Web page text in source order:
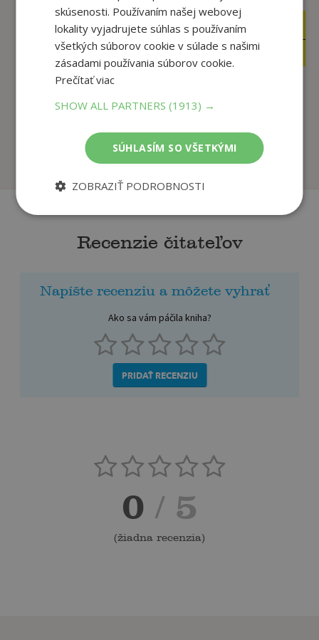
4 ,99€
4,74€
Hra Dostihy
autor neuvedený
Kvarteto aktivity 32
autor neuvedený
Recenzie čitateľov
Napíšte recenziu a môžete vyhrať
Ako sa vám páčila kniha?
PRIDAŤ RECENZIU
0 / 5
(žiadna recenzia)
skúsenosti. Používaním našej webovej
lokality vyjadrujete súhlas s používaním
všetkých súborov cookie v súlade s našimi
zásadami používania súborov cookie.
Prečítať viac
SHOW ALL PARTNERS(1913) →
SÚHLASÍM SO VŠETKÝMI
ZOBRAZIŤ PODROBNOSTI